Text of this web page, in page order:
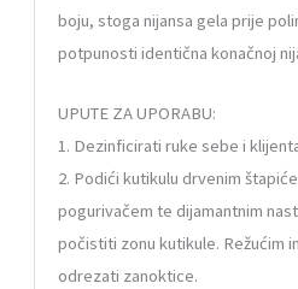
boju, stoga nijansa gela prije
potpunosti identična konačnoj
UPUTE ZA UPORABU:
1. Dezinficirati ruke sebe i
2. Podići kutikulu drvenim
pogurivačem te dijamantnim
počistiti zonu kutikule. Režućim
odrezati zanoktice.